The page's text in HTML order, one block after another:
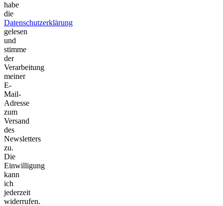
habe
die
Datenschutzerklärung
gelesen
und
stimme
der
Verarbeitung
meiner
E-
Mail-
Adresse
zum
Versand
des
Newsletters
zu.
Die
Einwilligung
kann
ich
jederzeit
widerrufen.